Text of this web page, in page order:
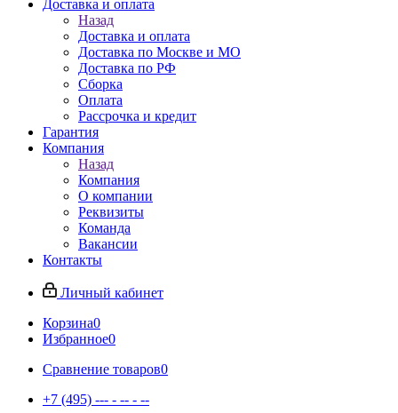
Доставка и оплата
Назад
Доставка и оплата
Доставка по Москве и МО
Доставка по РФ
Сборка
Оплата
Рассрочка и кредит
Гарантия
Компания
Назад
Компания
О компании
Реквизиты
Команда
Вакансии
Контакты
Личный кабинет
Корзина0
Избранное0
Сравнение товаров0
+7 (495) --- - -- - --